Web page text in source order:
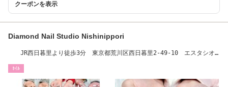
クーポンを表示
Diamond Nail Studio Nishinippori
JR西日暮里より徒歩3分 東京都荒川区西日暮里2-49-10 エスタシオ
ﾈｲﾙ